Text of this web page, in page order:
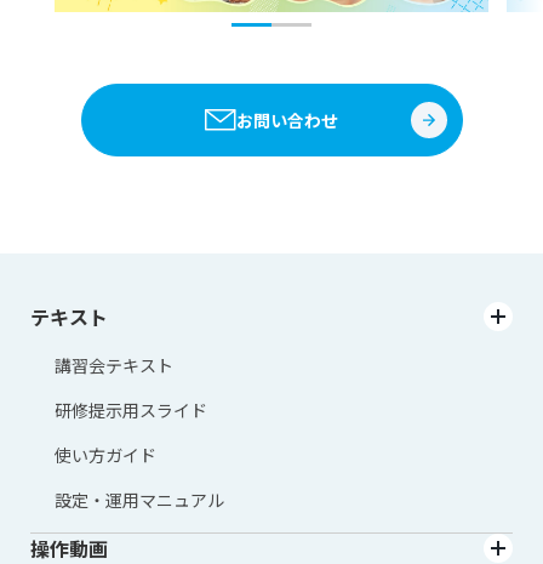
お問い合わせ
テキスト
講習会テキスト
研修提示用スライド
使い方ガイド
設定・運用マニュアル
操作動画